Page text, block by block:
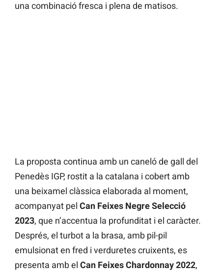
una combinació fresca i plena de matisos.
La proposta continua amb un caneló de gall del
Penedès IGP, rostit a la catalana i cobert amb
una beixamel clàssica elaborada al moment,
acompanyat pel Can Feixes Negre Selecció
2023, que n’accentua la profunditat i el caràcter.
Després, el turbot a la brasa, amb pil-pil
emulsionat en fred i verduretes cruixents, es
presenta amb el Can Feixes Chardonnay 2022,